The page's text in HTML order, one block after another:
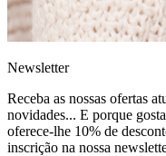
Newsletter
Receba as nossas ofertas
novidades... E porque
oferece-lhe 10% de
inscrição na nossa